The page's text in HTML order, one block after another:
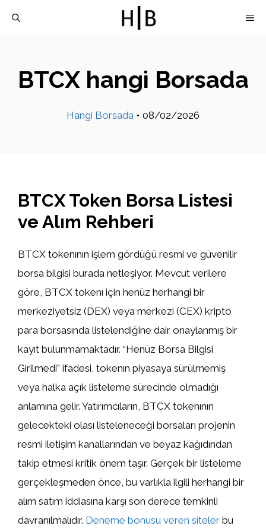
BTCX hangi Borsada
Hangi Borsada • 08/02/2026
BTCX Token Borsa Listesi
ve Alım Rehberi
BTCX tokenının işlem gördüğü resmi ve güvenilir
borsa bilgisi burada netleşiyor. Mevcut verilere
göre, BTCX tokenı için henüz herhangi bir
merkeziyetsiz (DEX) veya merkezi (CEX) kripto
para borsasında listelendiğine dair onaylanmış bir
kayıt bulunmamaktadır. “Henüz Borsa Bilgisi
Girilmedi” ifadesi, tokenın piyasaya sürülmemiş
veya halka açık listeleme sürecinde olmadığı
anlamına gelir. Yatırımcıların, BTCX tokenının
gelecekteki olası listeleneceği borsaları projenin
resmi iletişim kanallarından ve beyaz kağıdından
takip etmesi kritik önem taşır. Gerçek bir listeleme
gerçekleşmeden önce, bu varlıkla ilgili herhangi bir
alım satım iddiasına karşı son derece temkinli
davranılmalıdır. Deneme bonusu veren siteler bu